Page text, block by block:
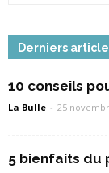
Derniers
10 conseils
La Bulle - 25
5 bienfaits du